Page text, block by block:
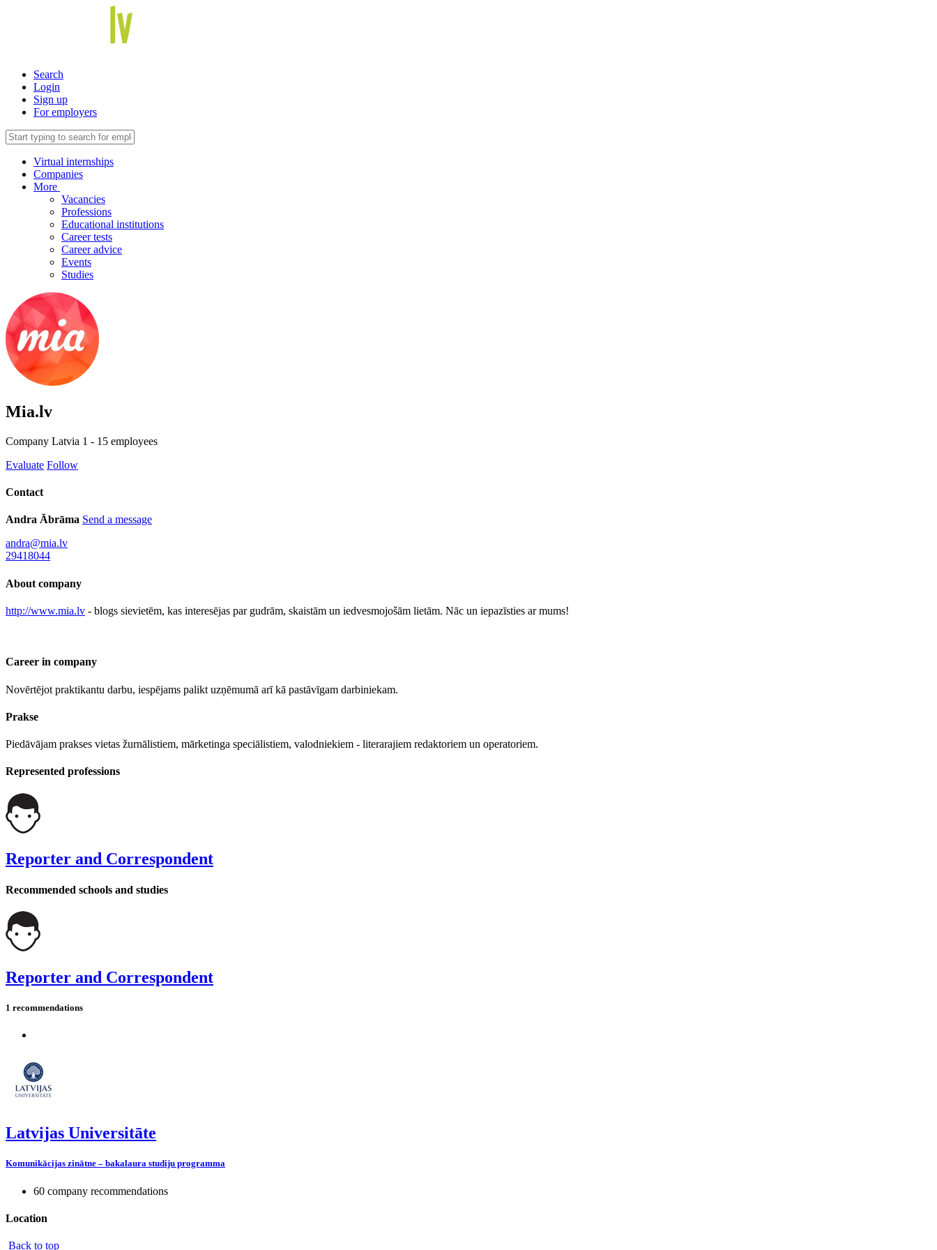
Search
Login
Sign up
For employers
Virtual internships
Companies
More
Vacancies
Professions
Educational institutions
Career tests
Career advice
Events
Studies
Mia.lv
Company Latvia 1 - 15 employees
Evaluate Follow
Contact
Andra Ābrāma Send a message
andra@mia.lv
29418044
About company
http://www.mia.lv - blogs sievietēm, kas interesējas par gudrām, skaistām un iedvesmojošām lietām. Nāc un iepazīsties ar mums!
Career in company
Novērtējot praktikantu darbu, iespējams palikt uzņēmumā arī kā pastāvīgam darbiniekam.
Prakse
Piedāvājam prakses vietas žurnālistiem, mārketinga speciālistiem, valodniekiem - literarajiem redaktoriem un operatoriem.
Represented professions
Reporter and Correspondent
Recommended schools and studies
Reporter and Correspondent
1 recommendations
Latvijas Universitāte
Komunikācijas zinātne – bakalaura studiju programma
60 company recommendations
Location
Back to top